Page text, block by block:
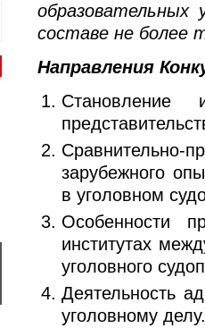
образовательных
составе не более
Направления
Становление
Сравнительно-
зарубежного
в уголовном
Особенности
институтах
уголовного
Деятельность
уголовному делу.